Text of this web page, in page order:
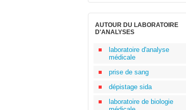
AUTOUR DU LABORATOIRE
D'ANALYSES
laboratoire d'analyse
médicale
prise de sang
dépistage sida
laboratoire de biologie